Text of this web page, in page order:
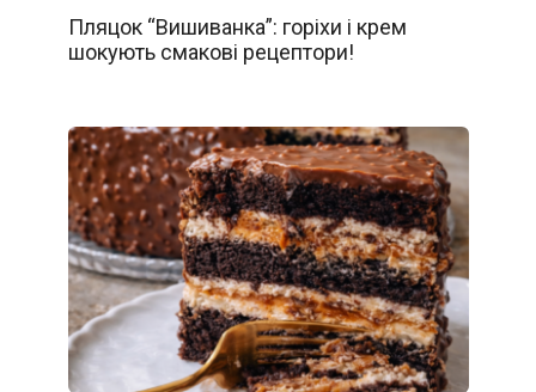
Пляцок “Вишиванка”: горіхи і крем
шокують смакові рецептори!